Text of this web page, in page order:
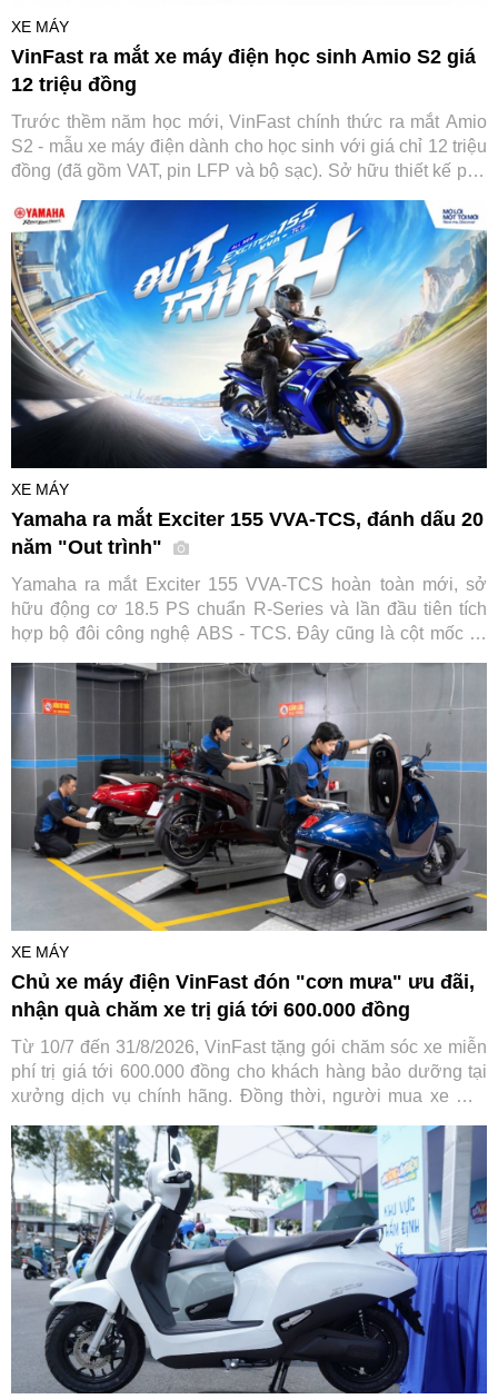
XE MÁY
VinFast ra mắt xe máy điện học sinh Amio S2 giá
12 triệu đồng
Trước thềm năm học mới, VinFast chính thức ra mắt Amio
S2 - mẫu xe máy điện dành cho học sinh với giá chỉ 12 triệu
đồng (đã gồm VAT, pin LFP và bộ sạc). Sở hữu thiết kế phù
Amio S2 được kỳ vọng trở thành lựa chọn đáng cân nhắc
cho các gia đình khi tìm phương tiện đến trường cho con
em.
XE MÁY
Yamaha ra mắt Exciter 155 VVA-TCS, đánh dấu 20
năm "Out trình"
Yamaha ra mắt Exciter 155 VVA-TCS hoàn toàn mới, sở
hữu động cơ 18.5 PS chuẩn R-Series và lần đầu tiên tích
hợp bộ đôi công nghệ ABS - TCS. Đây cũng là cột mốc kỷ
này.
XE MÁY
Chủ xe máy điện VinFast đón "cơn mưa" ưu đãi,
nhận quà chăm xe trị giá tới 600.000 đồng
Từ 10/7 đến 31/8/2026, VinFast tặng gói chăm sóc xe miễn
phí trị giá tới 600.000 đồng cho khách hàng bảo dưỡng tại
xưởng dịch vụ chính hãng. Đồng thời, người mua xe mới
hữu và sử dụng xe điện trở nên tiết kiệm hơn.